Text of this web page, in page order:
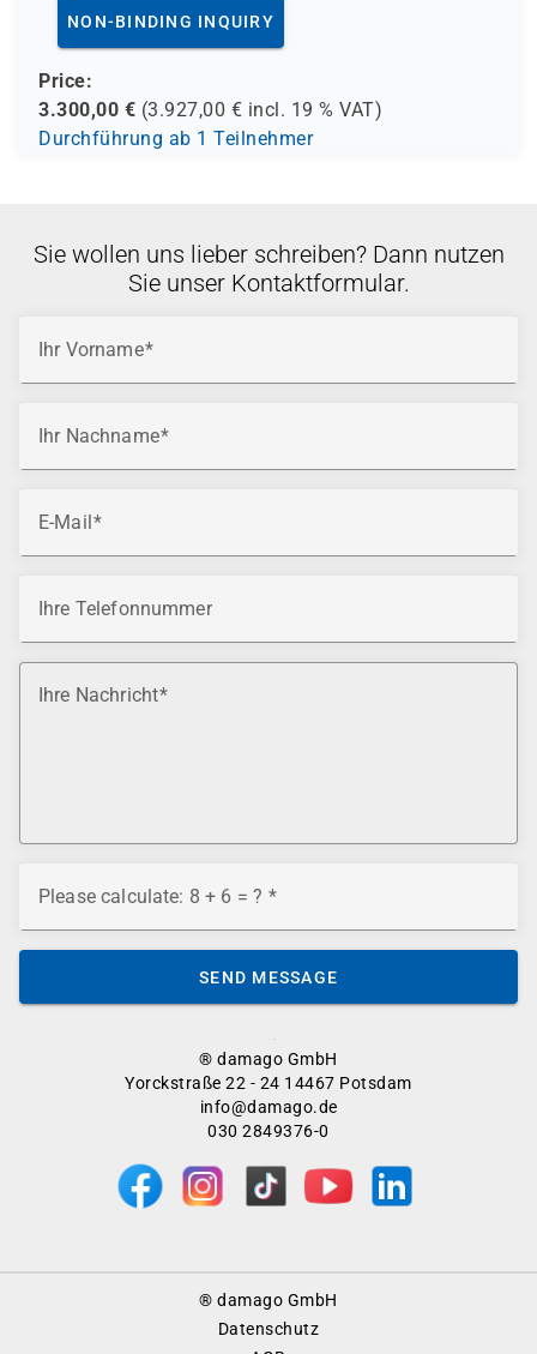
NON-BINDING INQUIRY
Price:
3.300,00 € (3.927,00 € incl. 19 % VAT)
Durchführung ab 1 Teilnehmer
® damago GmbH
Yorckstraße 22 - 24 14467 Potsdam
info@damago.de
030 2849376-0
Sie wollen uns lieber schreiben? Dann nutzen
Sie unser Kontaktformular.
Ihr Vorname
Ihr Nachname
E-Mail
Ihre Telefonnummer
Ihre Nachricht
Please calculate: 8 + 6 = ?
SEND MESSAGE
® damago GmbH
Datenschutz